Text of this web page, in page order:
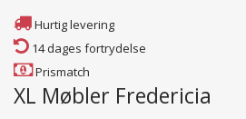
Hurtig levering
14 dages fortrydelse
Prismatch
XL Møbler Fredericia